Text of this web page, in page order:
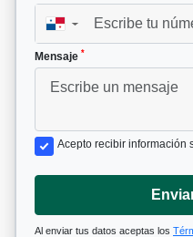
▼
Mensaje *
Acepto recibir información
Al enviar tus datos aceptas los